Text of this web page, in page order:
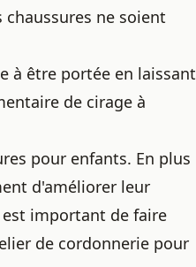
ne soient
à être portée en laissant
de cirage à
pour enfants. En plus
d'améliorer leur
important de faire
de cordonnerie pour